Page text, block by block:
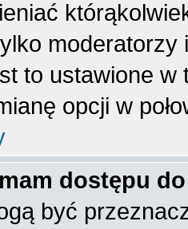
to ustawione w
opcji w
dostępu
być